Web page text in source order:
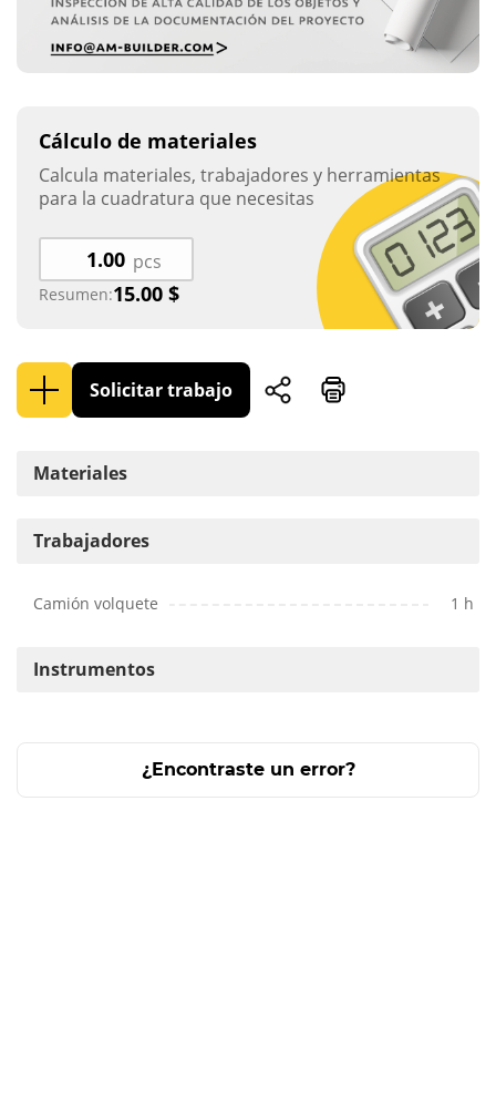
Materiales
Trabajadores
Camión volquete 1 h
Instrumentos
Cálculo de materiales
Calcula materiales, trabajadores y herramientas
para la cuadratura que necesitas
pcs
Resumen:15.00 $
Solicitar trabajo
¿Encontraste un error?